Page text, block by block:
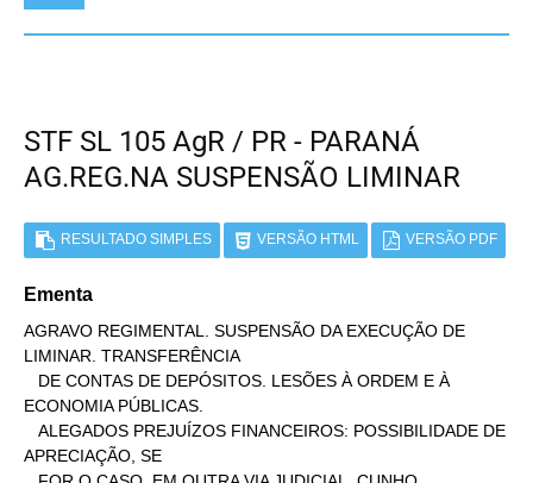
STF SL 105 AgR / PR - PARANÁ
AG.REG.NA SUSPENSÃO LIMINAR
RESULTADO SIMPLES VERSÃO HTML VERSÃO PDF
Ementa
AGRAVO REGIMENTAL. SUSPENSÃO DA EXECUÇÃO DE
LIMINAR. TRANSFERÊNCIA
ECONOMIA PÚBLICAS.
APRECIAÇÃO, SE